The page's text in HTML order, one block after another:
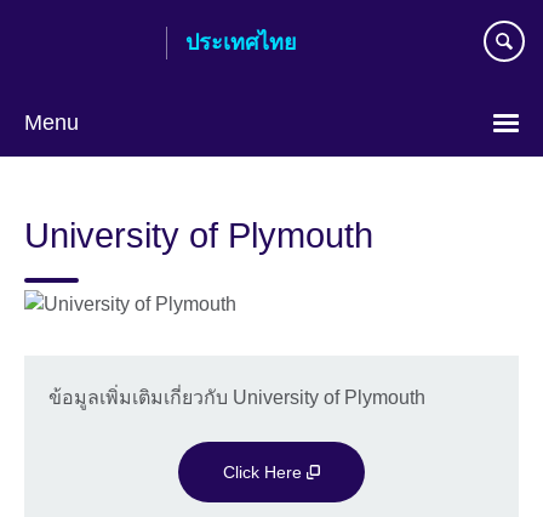
ประเทศไทย
Menu
University of Plymouth
ข้อมูลเพิ่มเติมเกี่ยวกับ University of Plymouth
Click Here